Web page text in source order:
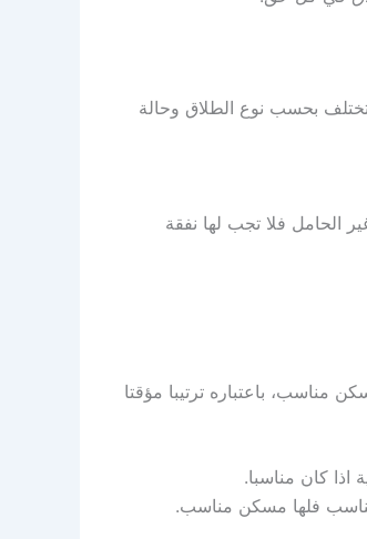
بحسب نوع الطلاق وحالة
الحامل فلا تجب لها نفقة
مناسب، باعتباره ترتيبا مؤقتا
كان مناسبا.
فلها مسكن مناسب.